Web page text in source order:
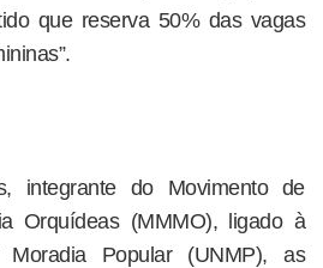
que reserva 50% das vagas
integrante do Movimento de
Orquídeas (MMMO), ligado à
Popular (UNMP), as